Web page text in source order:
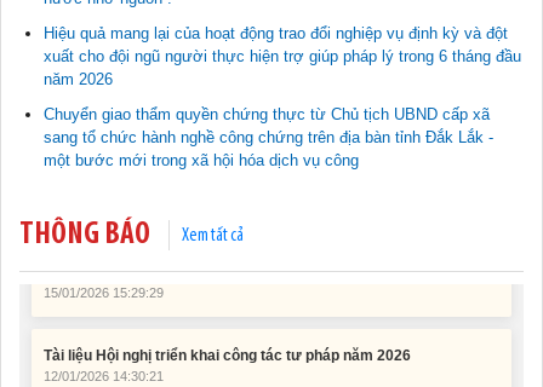
Hiệu quả mang lại của hoạt động trao đổi nghiệp vụ định kỳ và đột
xuất cho đội ngũ người thực hiện trợ giúp pháp lý trong 6 tháng đầu
năm 2026
Chuyển giao thẩm quyền chứng thực từ Chủ tịch UBND cấp xã
sang tổ chức hành nghề công chứng trên địa bàn tỉnh Đắk Lắk -
một bước mới trong xã hội hóa dịch vụ công
THÔNG BÁO Xem tất cả
Tài liệu phục vụ tiêu chí tiếp cận pháp luật trong đánh giá Nông
11/02/2026 08:45:12
15/01/2026 15:29:29
Tài liệu Hội nghị triển khai công tác tư pháp năm 2026
Sổ tay tìm hiểu các quy định pháp luật về đăng ký doanh nghiệp và